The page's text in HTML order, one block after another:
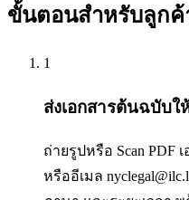
ขั้นตอนสำหรับลูกค้
1
ส่งเอกสารต้นฉบับใ
ถ่ายรูปหรือ Scan PDF
หรืออีเมล